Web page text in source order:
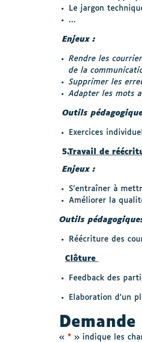
Le jargon
…
Enjeux :
Rendre les
de la
Supprimer les
Adapter les mots
Outils
Exercices
5.Travail de
Enjeux :
S’entraîner à
Améliorer la
Outils
Réécriture des
Clôture
Feedback des
Elaboration d’un
« * » indique les